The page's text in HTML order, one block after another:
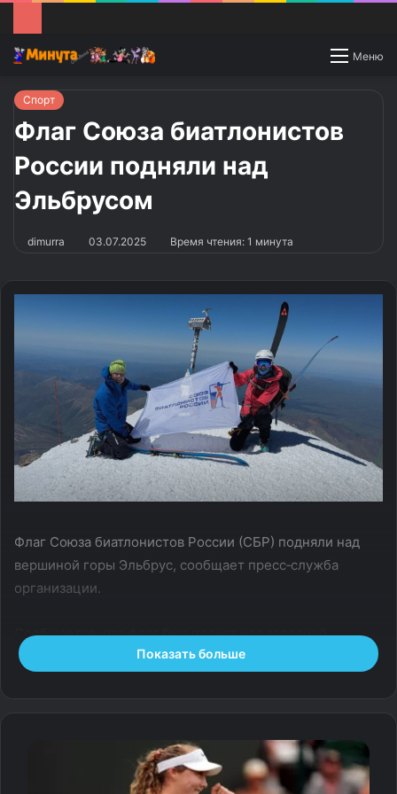
Меню
Switch
Спорт
Флаг Союза биатлонистов
России подняли над
Эльбрусом
dimurra 03.07.2025 Время чтения: 1 минута
Флаг Союза биатлонистов России (СБР) подняли над
вершиной горы Эльбрус, сообщает пресс‑служба
организации.
Сообщается, что флаг был поднят над западной
вершиной Эльбруса на высоту 5642 метра.
катались там на горных лыжах. Поэтому мысль о том,
чтобы подняться на сам Эльбрус сидела у меня
Показать больше